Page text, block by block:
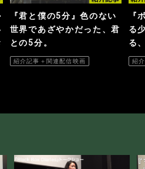
『君と僕の5分』色のない
世界であざやかだった、君
との5分。
紹介記事＋関連配信映画
『
る
る
紹